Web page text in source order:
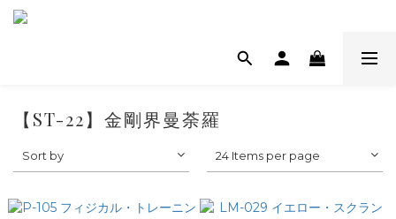
【ST-22】金剛界曼荼羅
Sort by 24 Items per page